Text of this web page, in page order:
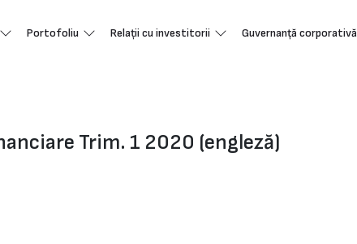
Portofoliu Relații cu investitorii Guvernanță corporativă
Trim. 1 2020 (engleză)